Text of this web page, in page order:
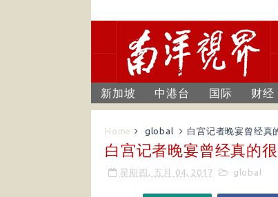
新加坡 中港台 国际 财经
Home global 白宫记者晚宴曾经真
白宫记者晚宴曾经真的
星期四, 五月 04, 2017 global